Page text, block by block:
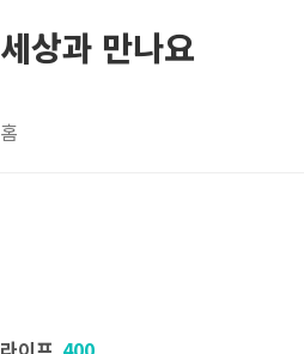
세상과 만나요
홈